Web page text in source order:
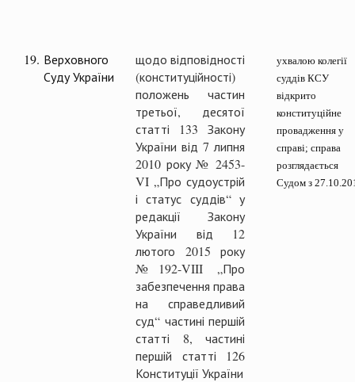
19. Верховного
Суду України
щодо відповідності
(конституційності)
положень частин
третьої, десятої
статті 133 Закону
України від 7 липня
2010 року № 2453-
VI „Про судоустрій
і статус суддів“ у
редакції Закону
України від 12
лютого 2015 року
№ 192-VIII „Про
забезпечення права
на справедливий
суд“ частині першій
статті 8, частині
першій статті 126
Конституції України
ухвалою колегії
суддів КСУ
відкрито
конституційне
провадження у
справі; справа
розглядається
Судом з